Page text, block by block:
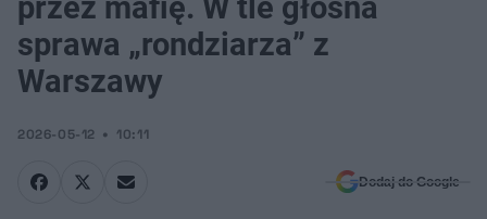
przez mafię. W tle głośna
sprawa „rondziarza” z
Warszawy
2026-05-12 10:11
Dodaj do Google